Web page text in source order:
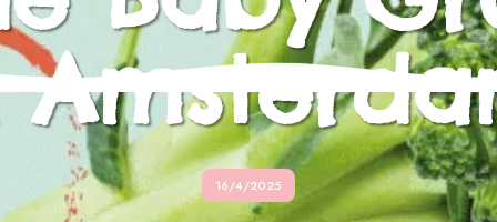
16/4/2025